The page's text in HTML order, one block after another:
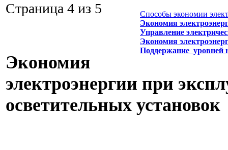
Способы экономии
Экономия
Управление
Экономия
Поддержание уровней
Страница 4 из 5
Экономия
электроэнергии при
осветительных установок